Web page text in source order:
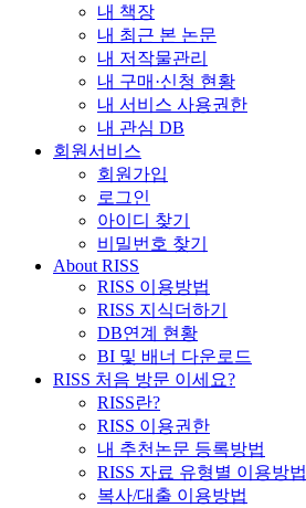
내 책장
내 최근 본 논문
내 저작물관리
내 구매·신청 현황
내 서비스 사용권한
내 관심 DB
회원서비스
회원가입
로그인
아이디 찾기
비밀번호 찾기
About RISS
RISS 이용방법
RISS 지식더하기
DB연계 현황
BI 및 배너 다운로드
RISS 처음 방문 이세요?
RISS란?
RISS 이용권한
내 추천논문 등록방법
RISS 자료 유형별 이용방법
복사/대출 이용방법